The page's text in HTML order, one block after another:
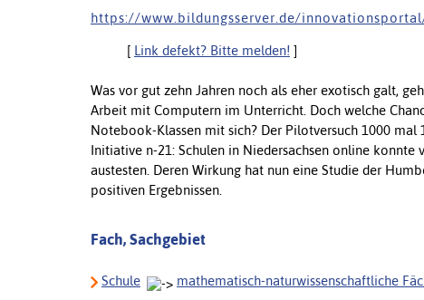
h t t p s : / / w w w . b i l d u n g s s e r v e r . d e / i n n o v a t i o n s p o r t a
[ Link defekt? Bitte melden! ]
Was vor gut zehn Jahren noch als eher exotisch galt,
Arbeit mit Computern im Unterricht. Doch welche
Notebook-Klassen mit sich? Der Pilotversuch 1000
Initiative n-21: Schulen in Niedersachsen online
austesten. Deren Wirkung hat nun eine Studie der
positiven Ergebnissen.
Fach, Sachgebiet
Schule mathematisch-naturwissenschaftliche